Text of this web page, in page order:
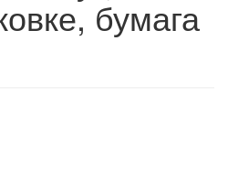
бумага